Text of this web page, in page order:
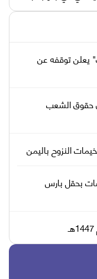
يعلن توقفه عن
حقوق الشعب
النزوح باليمن
بحقل بارس